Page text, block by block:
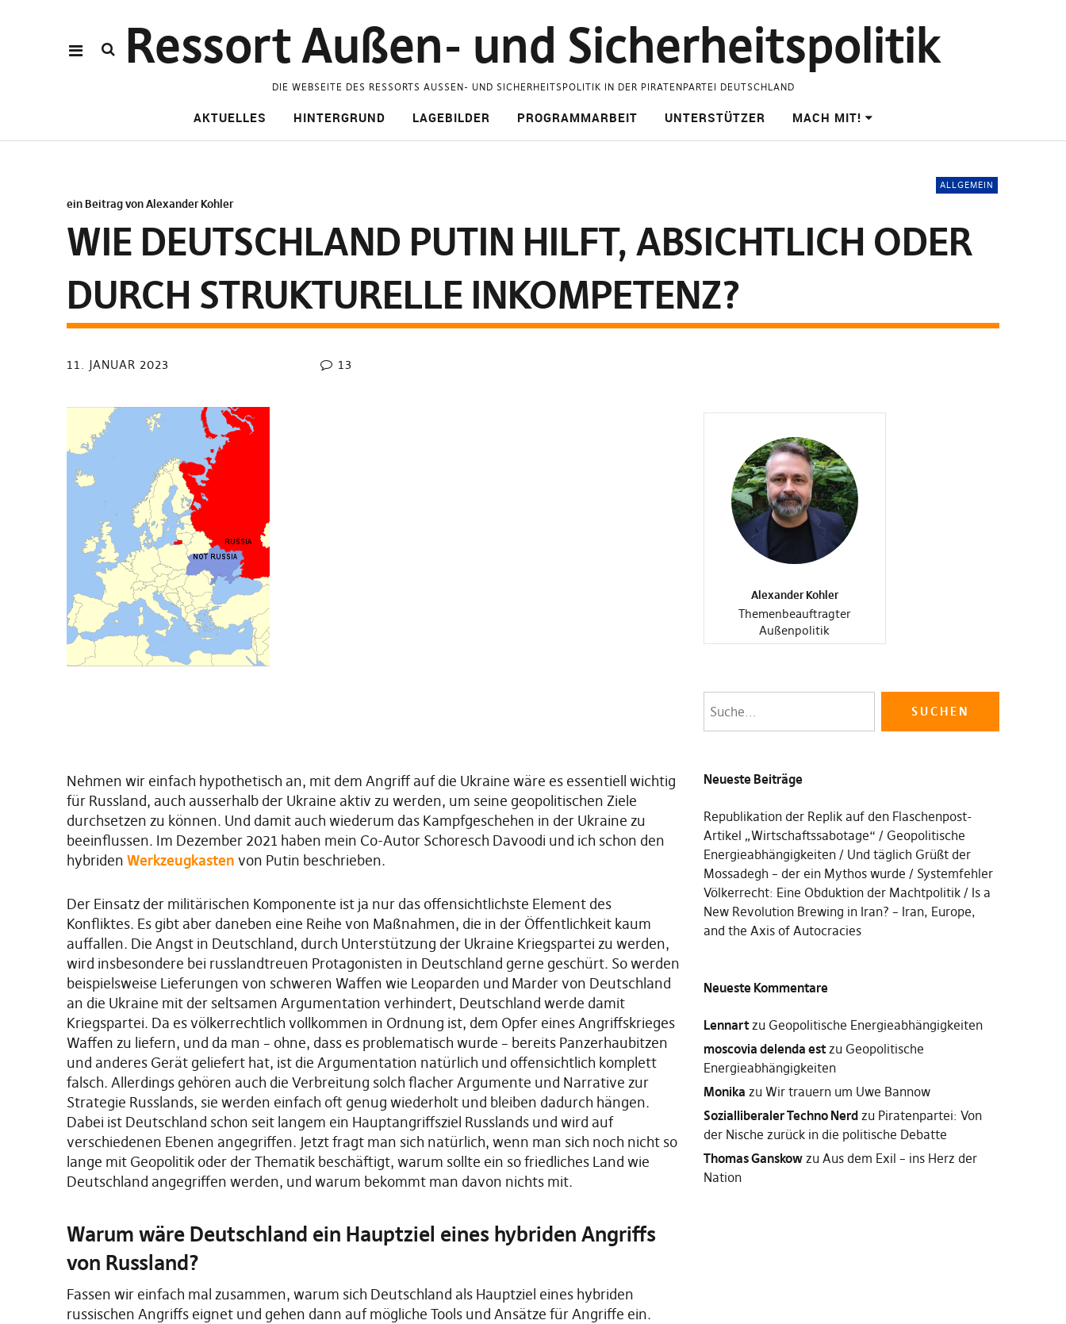
Ressort Außen- und Sicherheitspolitik
DIE WEBSEITE DES RESSORTS AUSSEN- UND SICHERHEITSPOLITIK IN DER PIRATENPARTEI DEUTSCHLAND
AKTUELLES HINTERGRUND LAGEBILDER PROGRAMMARBEIT UNTERSTÜTZER MACH MIT!
ALLGEMEIN
ein Beitrag von Alexander Kohler
WIE DEUTSCHLAND PUTIN HILFT, ABSICHTLICH ODER
DURCH STRUKTURELLE INKOMPETENZ?
11. JANUAR 2023 13
Nehmen wir einfach hypothetisch an, mit dem Angriff auf die Ukraine wäre es essentiell wichtig
für Russland, auch ausserhalb der Ukraine aktiv zu werden, um seine geopolitischen Ziele
durchsetzen zu können. Und damit auch wiederum das Kampfgeschehen in der Ukraine zu
beeinflussen. Im Dezember 2021 haben mein Co-Autor Schoresch Davoodi und ich schon den
hybriden Werkzeugkasten von Putin beschrieben.
Der Einsatz der militärischen Komponente ist ja nur das offensichtlichste Element des
Konfliktes. Es gibt aber daneben eine Reihe von Maßnahmen, die in der Öffentlichkeit kaum
auffallen. Die Angst in Deutschland, durch Unterstützung der Ukraine Kriegspartei zu werden,
wird insbesondere bei russlandtreuen Protagonisten in Deutschland gerne geschürt. So werden
beispielsweise Lieferungen von schweren Waffen wie Leoparden und Marder von Deutschland
an die Ukraine mit der seltsamen Argumentation verhindert, Deutschland werde damit
Kriegspartei. Da es völkerrechtlich vollkommen in Ordnung ist, dem Opfer eines Angriffskrieges
Waffen zu liefern, und da man – ohne, dass es problematisch wurde – bereits Panzerhaubitzen
und anderes Gerät geliefert hat, ist die Argumentation natürlich und offensichtlich komplett
falsch. Allerdings gehören auch die Verbreitung solch flacher Argumente und Narrative zur
Strategie Russlands, sie werden einfach oft genug wiederholt und bleiben dadurch hängen.
Dabei ist Deutschland schon seit langem ein Hauptangriffsziel Russlands und wird auf
verschiedenen Ebenen angegriffen. Jetzt fragt man sich natürlich, wenn man sich noch nicht so
lange mit Geopolitik oder der Thematik beschäftigt, warum sollte ein so friedliches Land wie
Deutschland angegriffen werden, und warum bekommt man davon nichts mit.
Warum wäre Deutschland ein Hauptziel eines hybriden Angriffs
von Russland?
Fassen wir einfach mal zusammen, warum sich Deutschland als Hauptziel eines hybriden
russischen Angriffs eignet und gehen dann auf mögliche Tools und Ansätze für Angriffe ein.
Alexander Kohler
Themenbeauftragter
Außenpolitik
Neueste Beiträge
Republikation der Replik auf den Flaschenpost-
Artikel „Wirtschaftssabotage“
Geopolitische
Energieabhängigkeiten
Und täglich Grüßt der
Mossadegh – der ein Mythos wurde
Systemfehler
Völkerrecht: Eine Obduktion der Machtpolitik
Is a
New Revolution Brewing in Iran? – Iran, Europe,
and the Axis of Autocracies
Neueste Kommentare
Lennartzu Geopolitische Energieabhängigkeiten
moscovia delenda estzu Geopolitische
Energieabhängigkeiten
Monika zu Wir trauern um Uwe Bannow
Sozialliberaler Techno Nerdzu Piratenpartei: Von
der Nische zurück in die politische Debatte
Thomas Ganskowzu Aus dem Exil – ins Herz der
Nation